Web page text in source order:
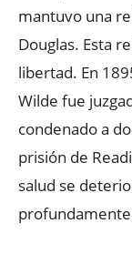
mantuvo una
Douglas. Esta
libertad. En
Wilde fue
condenado a
prisión de
salud se